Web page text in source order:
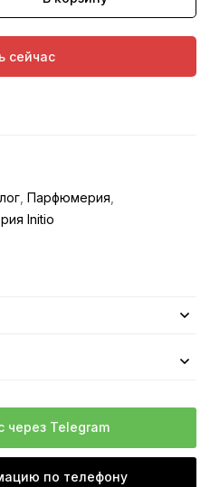
сейчас
Парфюмерия
Initio
через Telegram
по телефону